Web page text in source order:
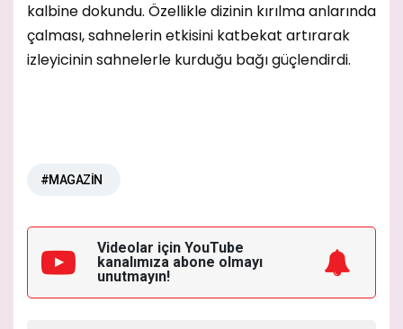
kalbine dokundu. Özellikle dizinin kırılma anlarında
çalması, sahnelerin etkisini katbekat artırarak
izleyicinin sahnelerle kurduğu bağı güçlendirdi.
#MAGAZİN
Videolar için YouTube
kanalımıza abone olmayı
unutmayın!